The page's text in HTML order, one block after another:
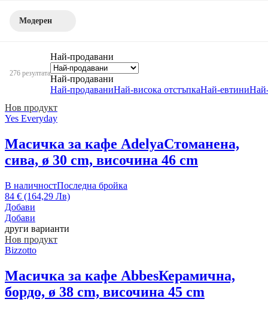
Модерен
276 резултата
Най-продавани
Най-продавани
Най-продаваниНай-висока отстъпкаНай-евтини
Нов продукт
Yes Everyday
Масичка за кафе AdelyaСтоманена,
сива, ø 30 cm, височина 46 cm
В наличностПоследна бройка
84 € (164,29 Лв)
Добави
Добави
други варианти
Нов продукт
Bizzotto
Масичка за кафе AbbesКерамична,
бордо, ø 38 cm, височина 45 cm